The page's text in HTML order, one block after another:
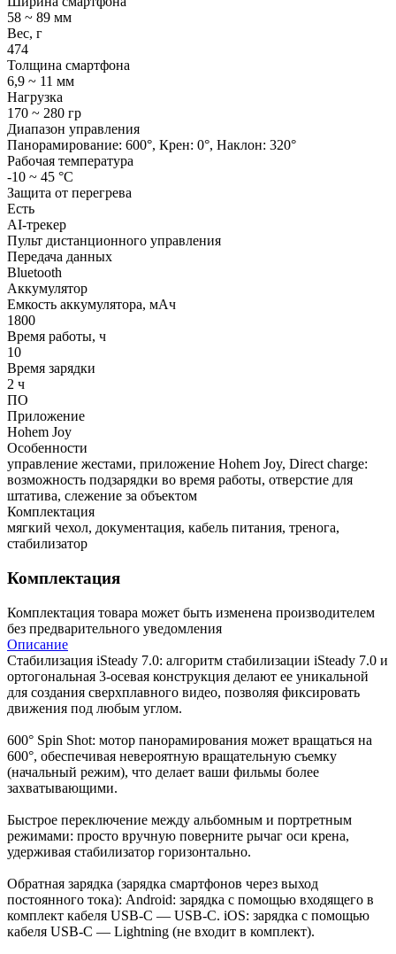
58 ~ 89 мм
Вес, г
474
Толщина смартфона
6,9 ~ 11 мм
Нагрузка
170 ~ 280 гр
Диапазон управления
Панорамирование: 600°, Крен: 0°, Наклон: 320°
Рабочая температура
-10 ~ 45 °С
Защита от перегрева
Есть
AI-трекер
Пульт дистанционного управления
Передача данных
Bluetooth
Аккумулятор
Емкость аккумулятора, мАч
1800
Время работы, ч
10
Время зарядки
2 ч
ПО
Приложение
Hohem Joy
Особенности
управление жестами, приложение Hohem Joy, Direct charge:
возможность подзарядки во время работы, отверстие для
штатива, слежение за объектом
Комплектация
мягкий чехол, документация, кабель питания, тренога,
стабилизатор
Комплектация
Комплектация товара может быть изменена производителем
без предварительного уведомления
Описание
Стабилизация iSteady 7.0: алгоритм стабилизации iSteady 7.0 и
ортогональная 3-осевая конструкция делают ее уникальной
для создания сверхплавного видео, позволяя фиксировать
движения под любым углом.
600° Spin Shot: мотор панорамирования может вращаться на
600°, обеспечивая невероятную вращательную съемку
(начальный режим), что делает ваши фильмы более
захватывающими.
Быстрое переключение между альбомным и портретным
режимами: просто вручную поверните рычаг оси крена,
удерживая стабилизатор горизонтально.
Обратная зарядка (зарядка смартфонов через выход
постоянного тока): Android: зарядка с помощью входящего в
комплект кабеля USB-C — USB-C. iOS: зарядка с помощью
кабеля USB-C — Lightning (не входит в комплект).